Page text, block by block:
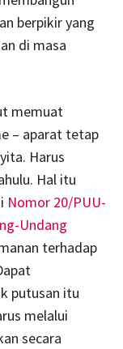
berpikir yang
di masa
memuat
– aparat tetap
Harus
Hal itu
Nomor 20/PUU-
Undang
terhadap
putusan itu
melalui
secara